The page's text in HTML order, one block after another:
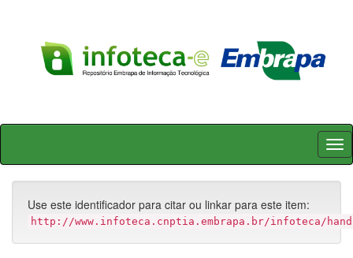
Skip
Use este identificador para citar ou linkar para este item:
http://www.infoteca.cnptia.embrapa.br/infoteca/